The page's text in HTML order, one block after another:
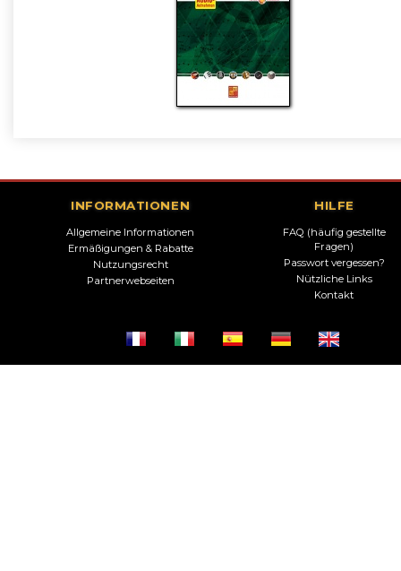
INFORMATIONEN
Allgemeine Informationen
Ermäßigungen & Rabatte
Nutzungsrecht
Partnerwebseiten
HILFE
FAQ (häufig gestellte
Fragen)
Passwort vergessen?
Nützliche Links
Kontakt